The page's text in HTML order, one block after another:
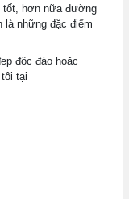
tốt, hơn nữa đường
là những đặc điểm
độc đáo hoặc
tại